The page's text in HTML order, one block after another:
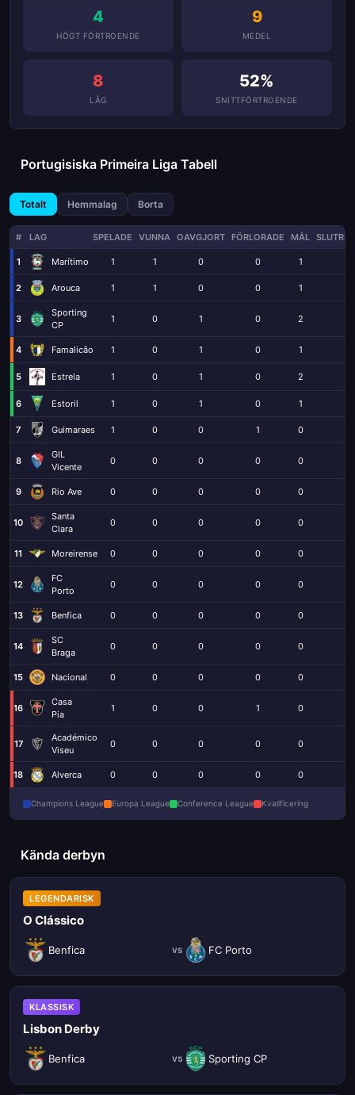
4
HÖGT FÖRTROENDE
9
MEDEL
8
LÅG
52%
SNITTFÖRTROENDE
Portugisiska Primeira Liga Tabell
Totalt Hemmalag Borta
# LAG SPELADE VUNNA OAVGJORT FÖRLORADE MÅL
1 Marítimo 1 1 0 0 1
2 Arouca 1 1 0 0 1
3
Sporting
CP
1 0 1 0 2
4 Famalicão 1 0 1 0 1
5 Estrela 1 0 1 0 2
6 Estoril 1 0 1 0 1
7 Guimaraes 1 0 0 1 0
8
GIL
Vicente
0 0 0 0 0
9 Rio Ave 0 0 0 0 0
10
Santa
Clara
0 0 0 0 0
11 Moreirense 0 0 0 0 0
12
FC
Porto
0 0 0 0 0
13 Benfica 0 0 0 0 0
14
SC
Braga
0 0 0 0 0
15 Nacional 0 0 0 0 0
16
Casa
Pia
1 0 0 1 0
17
Académico
Viseu
0 0 0 0 0
18 Alverca 0 0 0 0 0
Champions League Europa League Conference League Kvalificering
Kända derbyn
LEGENDARISK
O Clássico
Benfica vs FC Porto
KLASSISK
Lisbon Derby
Benfica vs Sporting CP